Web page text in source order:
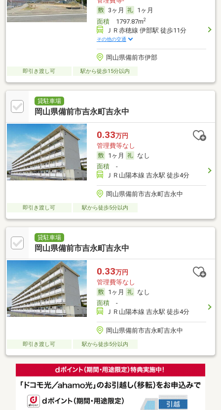
3ヶ月
1ヶ月
面積1797.87m2
ＪＲ赤穂線 伊部駅 徒歩11分
その他の交通
岡山県備前市伊部
即引き渡し可 駅から徒歩15分以内
貸駐車場
岡山県備前市吉永町吉永中
0.33万円
管理費等なし
1ヶ月
なし
面積-
ＪＲ山陽本線 吉永駅 徒歩4分
岡山県備前市吉永町吉永中
即引き渡し可 駅から徒歩5分以内
貸駐車場
岡山県備前市吉永町吉永中
0.33万円
管理費等なし
1ヶ月
なし
面積-
ＪＲ山陽本線 吉永駅 徒歩4分
岡山県備前市吉永町吉永中
即引き渡し可 駅から徒歩5分以内